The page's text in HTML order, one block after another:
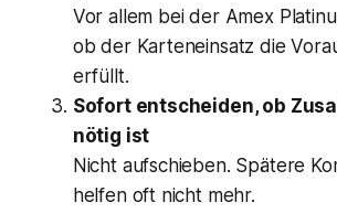
Vor allem bei der Amex
ob der Karteneinsatz die
erfüllt.
Sofort entscheiden, ob
nötig ist
Nicht aufschieben. Spätere
helfen oft nicht mehr.